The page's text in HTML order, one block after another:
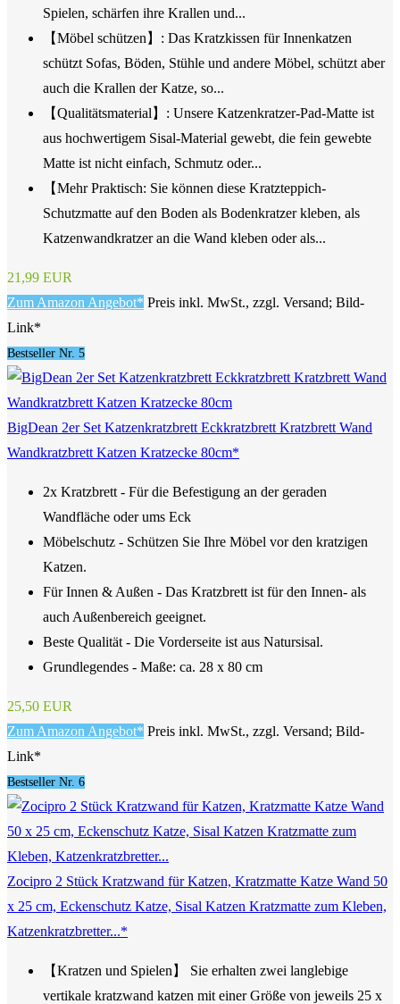
Spielen, schärfen ihre Krallen und...
【Möbel schützen】: Das Kratzkissen für Innenkatzen
schützt Sofas, Böden, Stühle und andere Möbel, schützt aber
auch die Krallen der Katze, so...
【Qualitätsmaterial】: Unsere Katzenkratzer-Pad-Matte ist
aus hochwertigem Sisal-Material gewebt, die fein gewebte
Matte ist nicht einfach, Schmutz oder...
【Mehr Praktisch: Sie können diese Kratzteppich-
Schutzmatte auf den Boden als Bodenkratzer kleben, als
Katzenwandkratzer an die Wand kleben oder als...
21,99 EUR
Zum Amazon Angebot* Preis inkl. MwSt., zzgl. Versand; Bild-
Link*
Bestseller Nr. 5
BigDean 2er Set Katzenkratzbrett Eckkratzbrett Kratzbrett Wand
Wandkratzbrett Katzen Kratzecke 80cm*
2x Kratzbrett - Für die Befestigung an der geraden
Wandfläche oder ums Eck
Möbelschutz - Schützen Sie Ihre Möbel vor den kratzigen
Katzen.
Für Innen & Außen - Das Kratzbrett ist für den Innen- als
auch Außenbereich geeignet.
Beste Qualität - Die Vorderseite ist aus Natursisal.
Grundlegendes - Maße: ca. 28 x 80 cm
25,50 EUR
Zum Amazon Angebot* Preis inkl. MwSt., zzgl. Versand; Bild-
Link*
Bestseller Nr. 6
Zocipro 2 Stück Kratzwand für Katzen, Kratzmatte Katze Wand 50
x 25 cm, Eckenschutz Katze, Sisal Katzen Kratzmatte zum Kleben,
Katzenkratzbretter...*
【Kratzen und Spielen】 Sie erhalten zwei langlebige
vertikale kratzwand katzen mit einer Größe von jeweils 25 x